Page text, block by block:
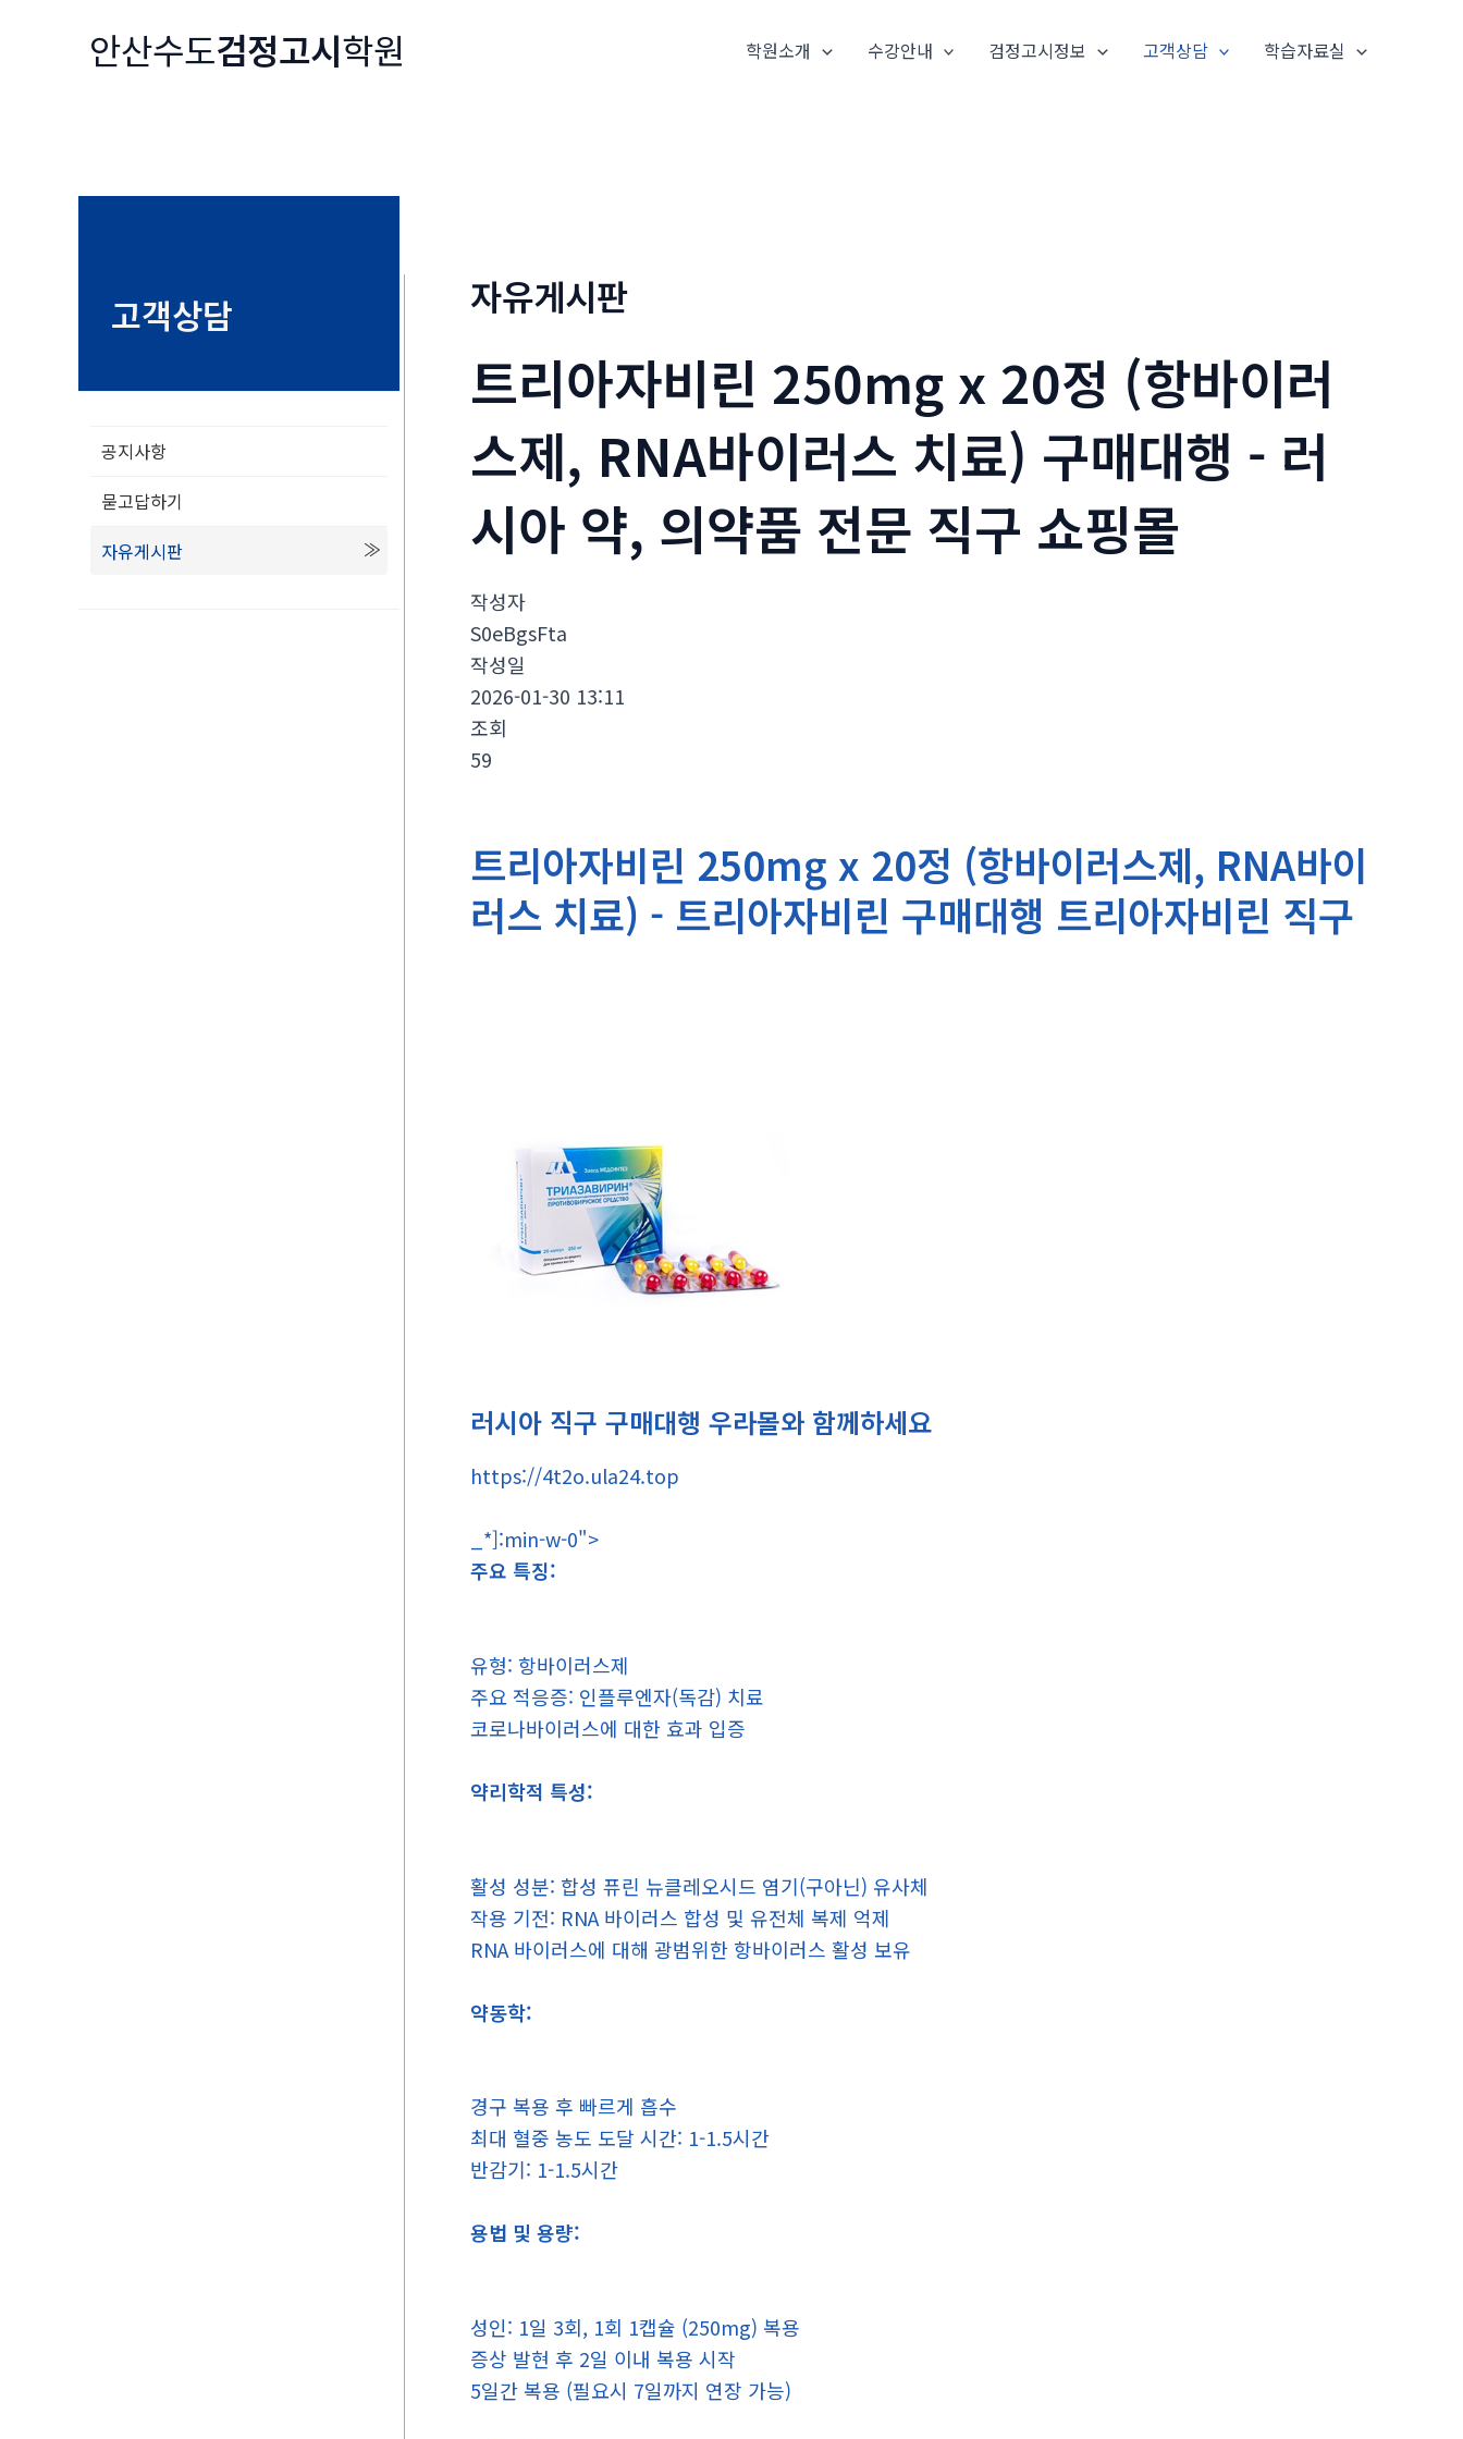
안산수도검정고시학원 학원소개 수강안내 검정고시정보 고객상담 학습자료실
고객상담
공지사항
묻고답하기
자유게시판
자유게시판
트리아자비린 250mg x 20정 (항바이러
스제, RNA바이러스 치료) 구매대행 - 러
시아 약, 의약품 전문 직구 쇼핑몰
작성자
S0eBgsFta
작성일
2026-01-30 13:11
조회
59
트리아자비린 250mg x 20정 (항바이러스제, RNA바이
러스 치료) - 트리아자비린 구매대행 트리아자비린 직구
러시아 직구 구매대행 우라몰와 함께하세요
https://4t2o.ula24.top
_*]:min-w-0">
주요 특징:
유형: 항바이러스제
주요 적응증: 인플루엔자(독감) 치료
코로나바이러스에 대한 효과 입증
약리학적 특성:
활성 성분: 합성 퓨린 뉴클레오시드 염기(구아닌) 유사체
작용 기전: RNA 바이러스 합성 및 유전체 복제 억제
RNA 바이러스에 대해 광범위한 항바이러스 활성 보유
약동학:
경구 복용 후 빠르게 흡수
최대 혈중 농도 도달 시간: 1-1.5시간
반감기: 1-1.5시간
용법 및 용량:
성인: 1일 3회, 1회 1캡슐 (250mg) 복용
증상 발현 후 2일 이내 복용 시작
5일간 복용 (필요시 7일까지 연장 가능)